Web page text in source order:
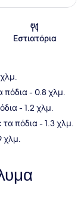
Εστιατόρια
πόδια- 0.8 χλμ.
- 1.2 χλμ.
τα πόδια- 1.3 χλμ.
χλμ.